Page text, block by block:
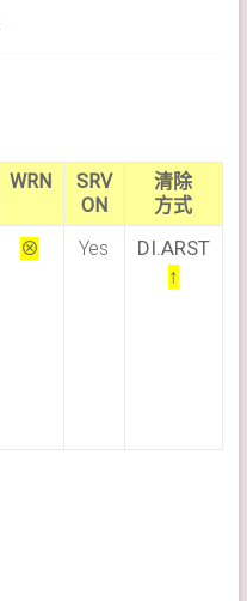
WRN
SRV
ON
清除
方式
⊗ Yes
DI.ARST
↑